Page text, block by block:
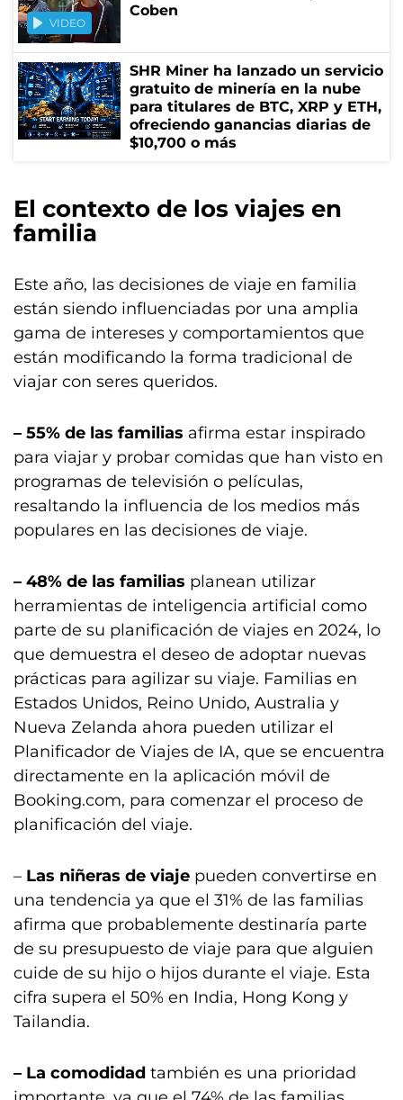
VIDEO
Coben
SHR Miner ha lanzado un servicio
gratuito de minería en la nube
para titulares de BTC, XRP y ETH,
ofreciendo ganancias diarias de
$10,700 o más
El contexto de los viajes en
familia
Este año, las decisiones de viaje en familia
están siendo influenciadas por una amplia
gama de intereses y comportamientos que
están modificando la forma tradicional de
viajar con seres queridos.
– 55% de las familias afirma estar inspirado
para viajar y probar comidas que han visto en
programas de televisión o películas,
resaltando la influencia de los medios más
populares en las decisiones de viaje.
– 48% de las familias planean utilizar
herramientas de inteligencia artificial como
parte de su planificación de viajes en 2024, lo
que demuestra el deseo de adoptar nuevas
prácticas para agilizar su viaje. Familias en
Estados Unidos, Reino Unido, Australia y
Nueva Zelanda ahora pueden utilizar el
Planificador de Viajes de IA, que se encuentra
directamente en la aplicación móvil de
Booking.com, para comenzar el proceso de
planificación del viaje.
– Las niñeras de viaje pueden convertirse en
una tendencia ya que el 31% de las familias
afirma que probablemente destinaría parte
de su presupuesto de viaje para que alguien
cuide de su hijo o hijos durante el viaje. Esta
cifra supera el 50% en India, Hong Kong y
Tailandia.
– La comodidad también es una prioridad